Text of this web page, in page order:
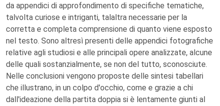
da appendici di approfondimento di specifiche tematiche,
talvolta curiose e intriganti, talaltra necessarie per la
corretta e completa comprensione di quanto viene esposto
nel testo. Sono altresì presenti delle appendici fotografiche
relative agli studiosi e alle principali opere analizzate, alcune
delle quali sostanzialmente, se non del tutto, sconosciute.
Nelle conclusioni vengono proposte delle sintesi tabellari
che illustrano, in un colpo d'occhio, come e grazie a chi
dall'ideazione della partita doppia si è lentamente giunti al